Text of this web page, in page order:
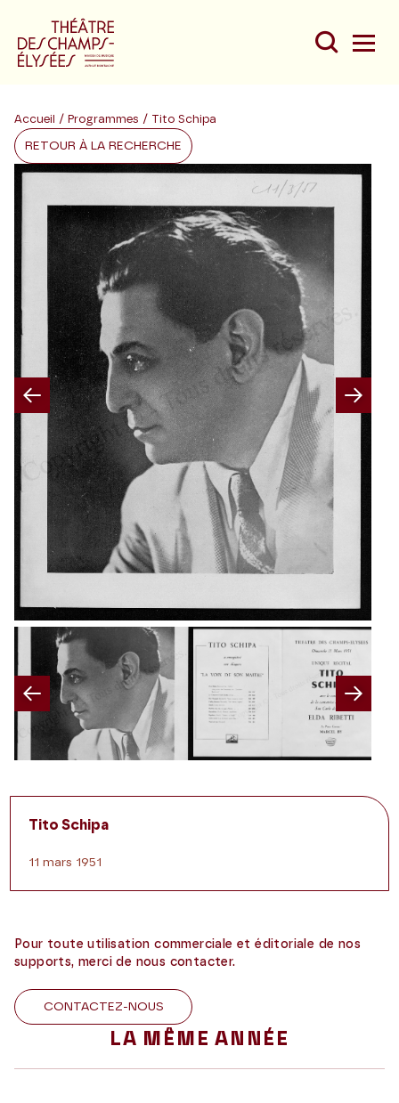
Accueil / Programmes / Tito Schipa
RETOUR À LA RECHERCHE
Previous
Previous
Tito Schipa
11 mars 1951
Pour toute utilisation commerciale et éditoriale de nos
supports, merci de nous contacter.
CONTACTEZ-NOUS
LA MÊME ANNÉE